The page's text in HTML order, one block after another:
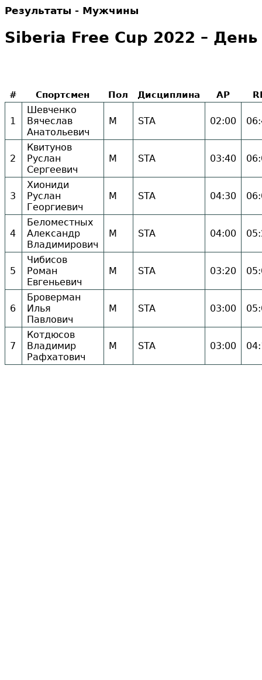
Результаты - Мужчины
Siberia Free Cup 2022 –
# Спортсмен Пол Дисциплина AP
1
Шевченко
Вячеслав
Анатольевич
М STA 02:00
2
Квитунов
Руслан
Сергеевич
М STA 03:40
3
Хиониди
Руслан
Георгиевич
М STA 04:30
4
Беломестных
Александр
Владимирович
М STA 04:00
5
Чибисов
Роман
Евгеньевич
М STA 03:20
6
Броверман
Илья
Павлович
М STA 03:00
7
Котдюсов
Владимир
Рафхатович
М STA 03:00